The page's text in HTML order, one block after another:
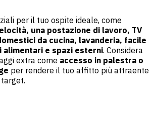
per il tuo ospite ideale, come
una postazione di lavoro, TV
da cucina, lavanderia, facile
alimentari e spazi esterni. Considera
extra come accesso in palestra o
per rendere il tuo affitto più attraente